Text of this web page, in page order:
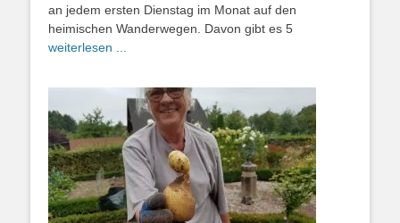
an jedem ersten Dienstag im Monat auf den
heimischen Wanderwegen. Davon gibt es 5
weiterlesen ...